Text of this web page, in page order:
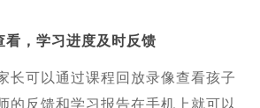
，学习进度及时反馈
长可以通过课程回放录像查看孩子
的反馈和学习报告在手机上就可以